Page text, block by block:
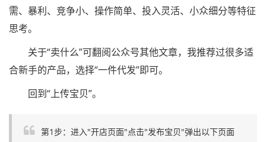
需、暴利、竞争小、操作简单、投入灵活、小众细分等特征
思考。
关于“卖什么”可翻阅公众号其他文章，我推荐过很多适
合新手的产品，选择“一件代发”即可。
回到“上传宝贝”。
第1步：进入"开店页面"点击"发布宝贝"弹出以下页面